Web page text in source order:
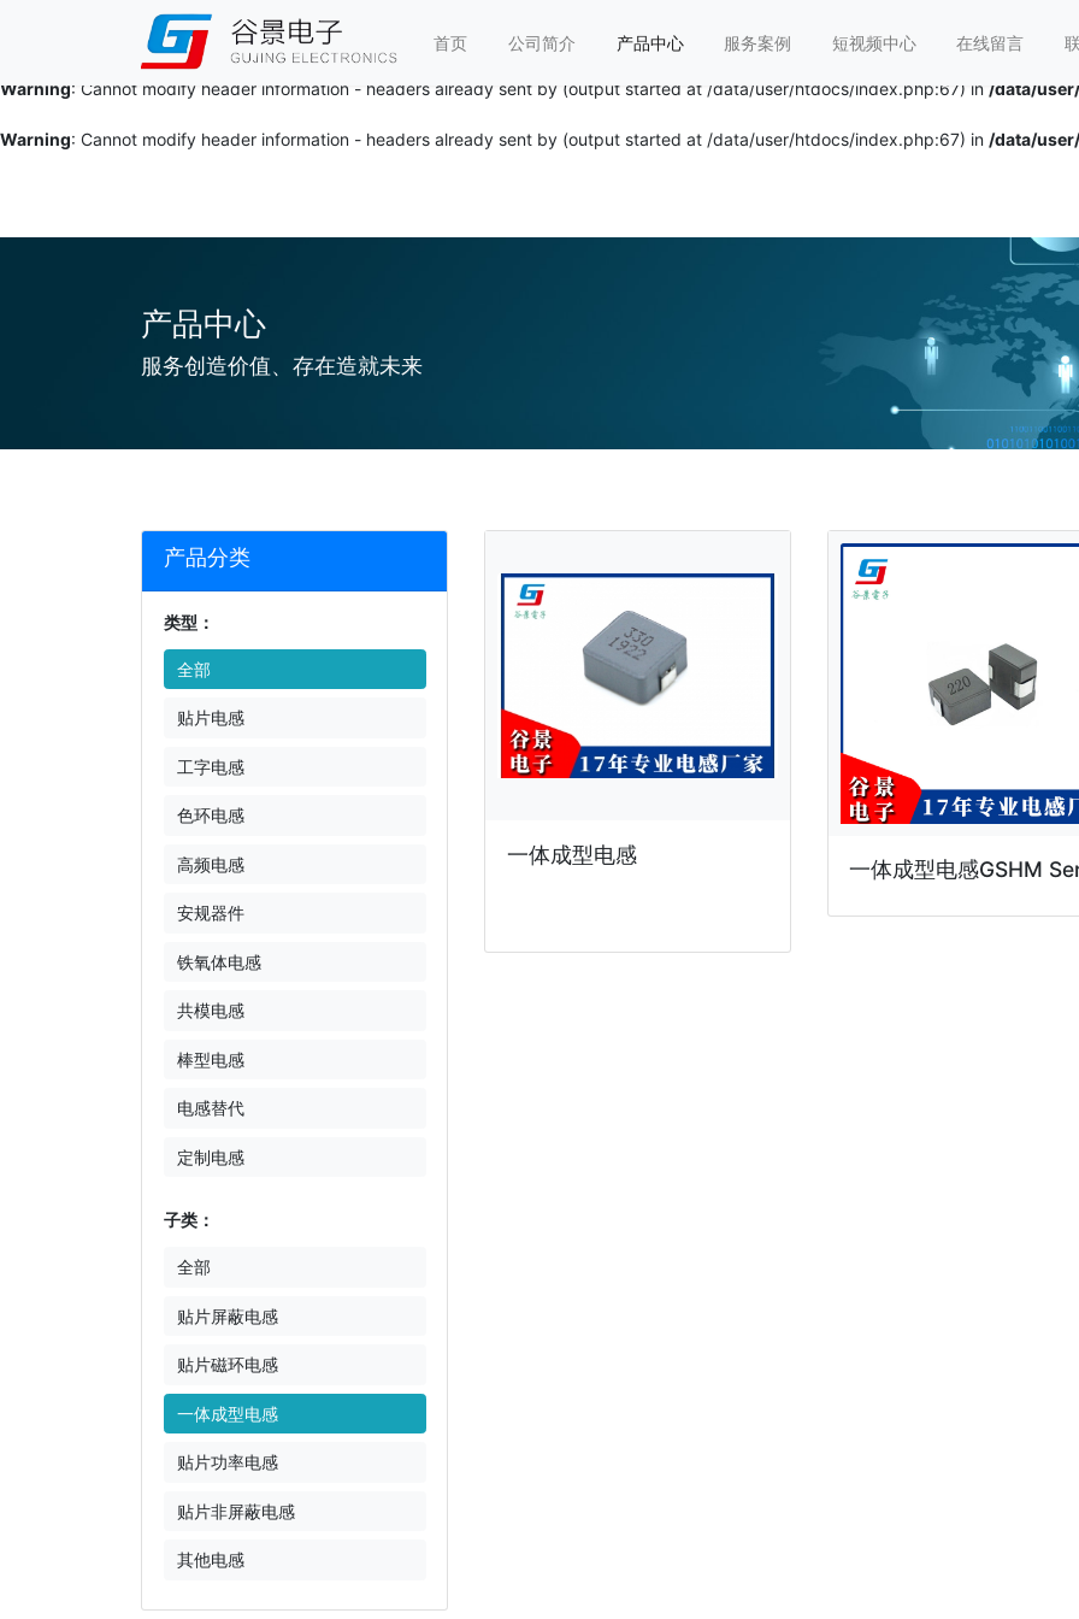
: Cannot modify header information - headers already sent by (output started at /data/user/htdocs/index.php:67) in/data/
Warning: Cannot modify header information - headers already sent by (output started at /data/user/htdocs/index.php:67) in /data/
Warning: Cannot modify header information - headers already sent by (output started at /data/user/htdocs/index.php:67) in /data/
首页 公司简介 产品中心 服务案例 短视频中心 在线留言
产品中心
服务创造价值、存在造就未来
产品分类
类型：
全部
贴片电感
工字电感
色环电感
高频电感
安规器件
铁氧体电感
共模电感
棒型电感
电感替代
定制电感
子类：
全部
贴片屏蔽电感
贴片磁环电感
一体成型电感
贴片功率电感
贴片非屏蔽电感
其他电感
一体成型电感
一体成型电感GSHM